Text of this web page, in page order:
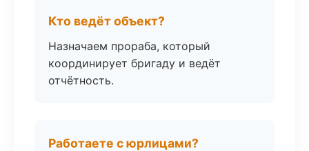
Кто ведёт объект?
Назначаем прораба, который
координирует бригаду и ведёт
отчётность.
Работаете с юрлицами?